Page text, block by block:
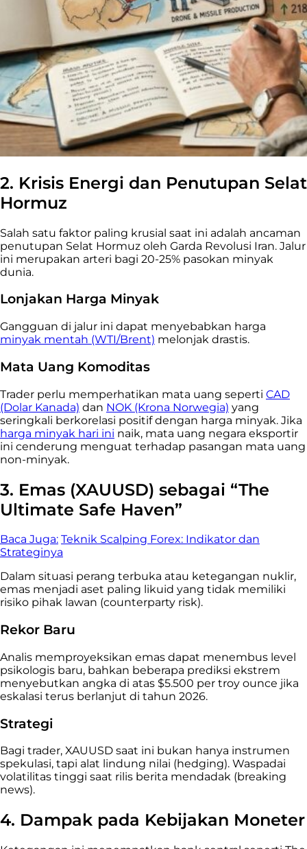
2. Krisis Energi dan Penutupan Selat
Hormuz
Salah satu faktor paling krusial saat ini adalah ancaman
penutupan Selat Hormuz oleh Garda Revolusi Iran. Jalur
ini merupakan arteri bagi 20-25% pasokan minyak
dunia.
Lonjakan Harga Minyak
Gangguan di jalur ini dapat menyebabkan harga
minyak mentah (WTI/Brent) melonjak drastis.
Mata Uang Komoditas
Trader perlu memperhatikan mata uang seperti CAD
(Dolar Kanada) dan NOK (Krona Norwegia) yang
seringkali berkorelasi positif dengan harga minyak. Jika
harga minyak hari ini naik, mata uang negara eksportir
ini cenderung menguat terhadap pasangan mata uang
non-minyak.
3. Emas (XAUUSD) sebagai “The
Ultimate Safe Haven”
Baca Juga: Teknik Scalping Forex: Indikator dan
Strateginya
Dalam situasi perang terbuka atau ketegangan nuklir,
emas menjadi aset paling likuid yang tidak memiliki
risiko pihak lawan (counterparty risk).
Rekor Baru
Analis memproyeksikan emas dapat menembus level
psikologis baru, bahkan beberapa prediksi ekstrem
menyebutkan angka di atas $5.500 per troy ounce jika
eskalasi terus berlanjut di tahun 2026.
Strategi
Bagi trader, XAUUSD saat ini bukan hanya instrumen
spekulasi, tapi alat lindung nilai (hedging). Waspadai
volatilitas tinggi saat rilis berita mendadak (breaking
news).
4. Dampak pada Kebijakan Moneter